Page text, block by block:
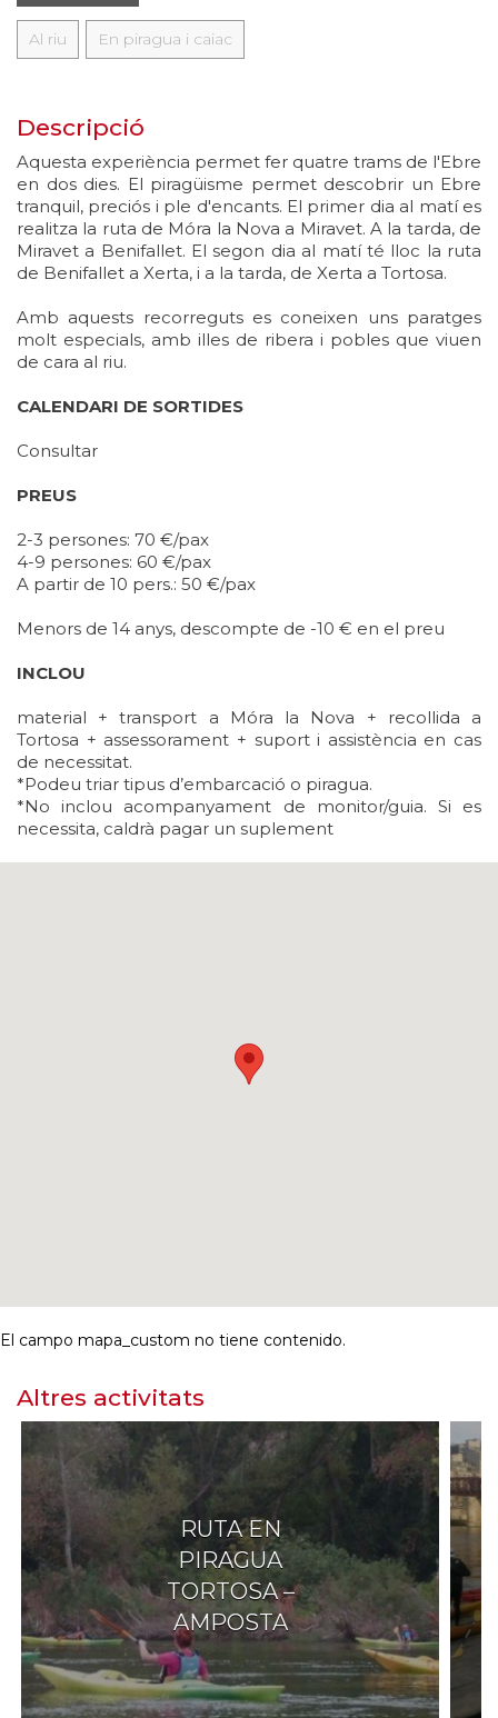
Al riu En piragua i caiac
Descripció
Aquesta experiència permet fer quatre trams de l'Ebre
en dos dies. El piragüisme permet descobrir un Ebre
tranquil, preciós i ple d'encants. El primer dia al matí es
realitza la ruta de Móra la Nova a Miravet. A la tarda, de
Miravet a Benifallet. El segon dia al matí té lloc la ruta
de Benifallet a Xerta, i a la tarda, de Xerta a Tortosa.
Amb aquests recorreguts es coneixen uns paratges
molt especials, amb illes de ribera i pobles que viuen
de cara al riu.
CALENDARI DE SORTIDES
Consultar
PREUS
2-3 persones: 70 €/pax
4-9 persones: 60 €/pax
A partir de 10 pers.: 50 €/pax
Menors de 14 anys, descompte de -10 € en el preu
INCLOU
material + transport a Móra la Nova + recollida a
Tortosa + assessorament + suport i assistència en cas
de necessitat.
*Podeu triar tipus d’embarcació o piragua.
*No inclou acompanyament de monitor/guia. Si es
necessita, caldrà pagar un suplement
El campo mapa_custom no tiene contenido.
Altres activitats
RUTA EN
PIRAGUA
TORTOSA –
AMPOSTA